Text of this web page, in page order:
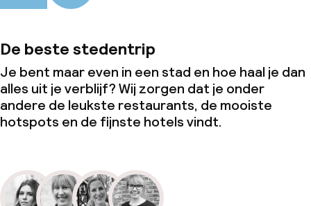
De beste stedentrip
Je bent maar even in een stad en hoe haal je dan
alles uit je verblijf? Wij zorgen dat je onder
andere de leukste restaurants, de mooiste
hotspots en de fijnste hotels vindt.